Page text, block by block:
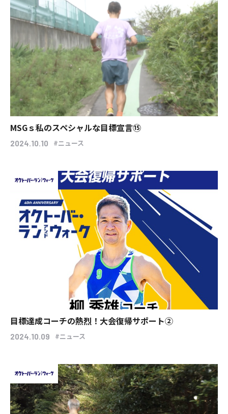
MSGｓ私のスペシャルな目標宣言⑮
2024.10.10 #ニュース
目標達成コーチの熱烈！大会復帰サポート②
2024.10.09 #ニュース